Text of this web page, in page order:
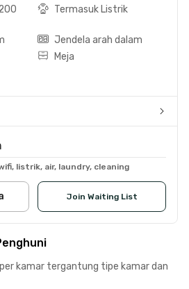
Termasuk Listrik
Jendela arah dalam
Meja
listrik, air, laundry, cleaning
Join Waiting List
kamar tergantung tipe kamar dan